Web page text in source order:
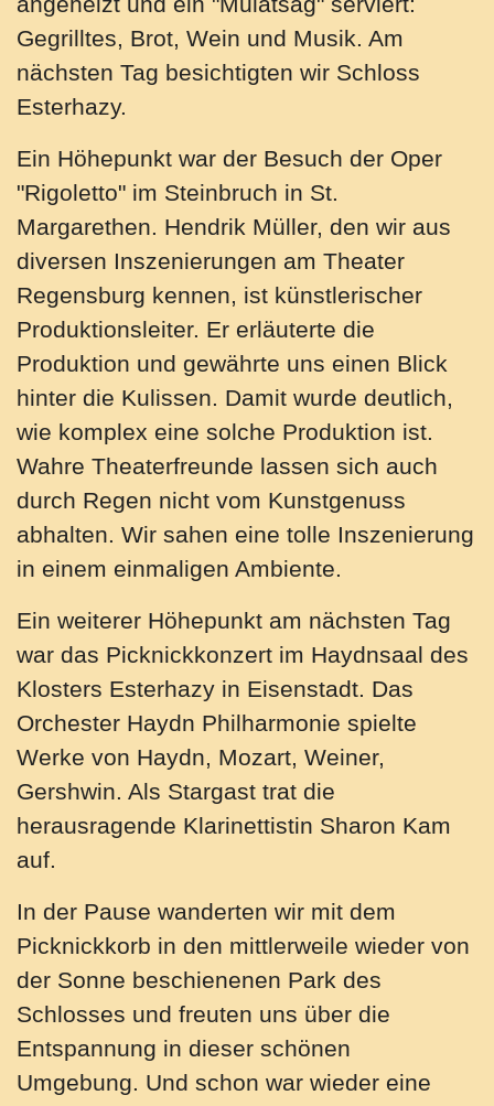
Gegrilltes, Brot, Wein und Musik. Am
nächsten Tag besichtigten wir Schloss
Esterhazy.
Ein Höhepunkt war der Besuch der Oper
"Rigoletto" im Steinbruch in St.
Margarethen. Hendrik Müller, den wir aus
diversen Inszenierungen am Theater
Regensburg kennen, ist künstlerischer
Produktionsleiter. Er erläuterte die
Produktion und gewährte uns einen Blick
hinter die Kulissen. Damit wurde deutlich,
wie komplex eine solche Produktion ist.
Wahre Theaterfreunde lassen sich auch
durch Regen nicht vom Kunstgenuss
abhalten. Wir sahen eine tolle Inszenierung
in einem einmaligen Ambiente.
Ein weiterer Höhepunkt am nächsten Tag
war das Picknickkonzert im Haydnsaal des
Klosters Esterhazy in Eisenstadt. Das
Orchester Haydn Philharmonie spielte
Werke von Haydn, Mozart, Weiner,
Gershwin. Als Stargast trat die
herausragende Klarinettistin Sharon Kam
auf.
In der Pause wanderten wir mit dem
Picknickkorb in den mittlerweile wieder von
der Sonne beschienenen Park des
Schlosses und freuten uns über die
Entspannung in dieser schönen
Umgebung. Und schon war wieder eine